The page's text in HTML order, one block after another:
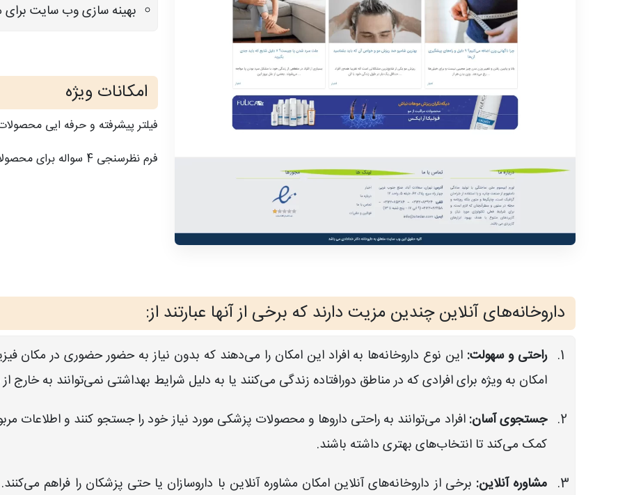
بهینه سازی وب سایت
امکانات ویژه
فیلتر پیشرفته و حرفه ایی
فرم نظرسنجی 4 سواله برای محصولات به صورت اختصاصی
داروخانه‌های آنلاین چندین مزیت دارند که برخی از آنها عبارتند از:
راحتی و سهولت: این نوع داروخانه‌ها به افراد این امکان را می‌دهند که بدون نیاز به حضور حضوری در مکان
امکان به ویژه برای افرادی که در مناطق دورافتاده زندگی می‌کنند یا به دلیل شرایط بهداشتی نمی‌توانند به خارج
جستجوی آسان: افراد می‌توانند به راحتی داروها و محصولات پزشکی مورد نیاز خود را جستجو کنند و اطلاعات
کمک می‌کند تا انتخاب‌های بهتری داشته باشند.
مشاوره آنلاین: برخی از داروخانه‌های آنلاین امکان مشاوره آنلاین با داروسازان یا حتی پزشکان را فراهم